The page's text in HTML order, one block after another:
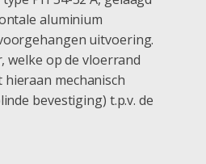
aluminium
uitvoering.
welke op de vloerrand
mechanisch
bevestiging) t.p.v. de